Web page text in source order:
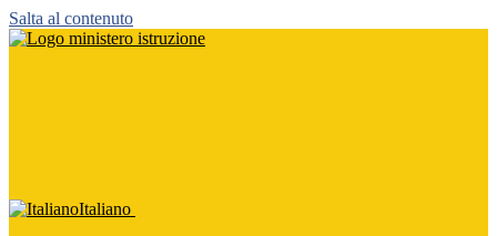
Salta al contenuto
Italiano